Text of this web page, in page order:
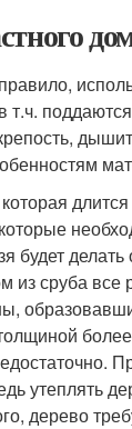
т.ч.
будет
из сруба
утеплять
дерево